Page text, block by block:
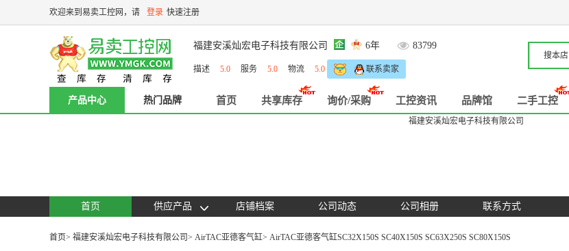
欢迎来到易卖工控网，请 登录 快速注册
福建安溪灿宏电子科技有限公司 6年 83799
描述 5.0 服务 5.0 物流 5.0 联系卖家
搜本店
产品中心 热门品牌 首页 共享库存 询价/采购 工控资讯 品牌馆 二手工控
首页 供应产品 店铺档案 公司动态 公司相册 联系方式
首页> 福建安溪灿宏电子科技有限公司 > AirTAC亚德客气缸> AirTAC亚德客气缸SC32X150S SC40X150S SC63X250S SC80X150S